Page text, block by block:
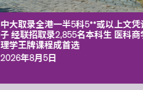
中大取录全港一半5科5**或以上文凭
子 经联招取录2,855名本科生 医科商
理学王牌课程成首选
2026年8月5日